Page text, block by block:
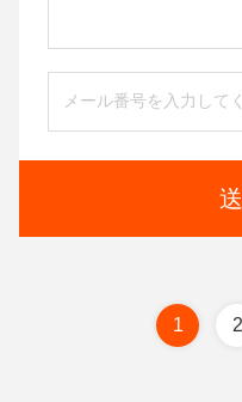
1 2